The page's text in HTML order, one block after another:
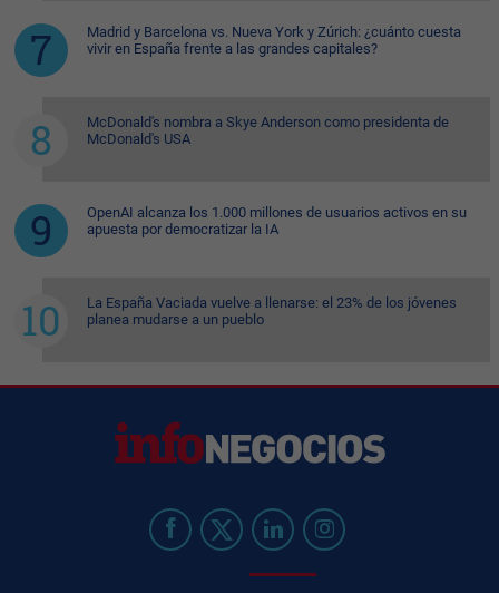
Madrid y Barcelona vs. Nueva York y Zúrich: ¿cuánto cuesta
vivir en España frente a las grandes capitales?
McDonald's nombra a Skye Anderson como presidenta de
McDonald's USA
OpenAI alcanza los 1.000 millones de usuarios activos en su
apuesta por democratizar la IA
La España Vaciada vuelve a llenarse: el 23% de los jóvenes
planea mudarse a un pueblo